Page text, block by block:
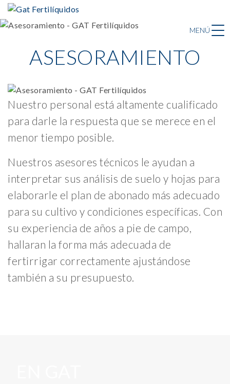
ASESORAMIENTO
Nuestro personal está altamente cualificado
para darle la respuesta que se merece en el
menor tiempo posible.
Nuestros asesores técnicos le ayudan a
interpretar sus análisis de suelo y hojas para
elaborarle el plan de abonado más adecuado
para su cultivo y condiciones específicas. Con
su experiencia de años a pie de campo,
hallaran la forma más adecuada de
fertirrigar correctamente ajustándose
también a su presupuesto.
MENÚ